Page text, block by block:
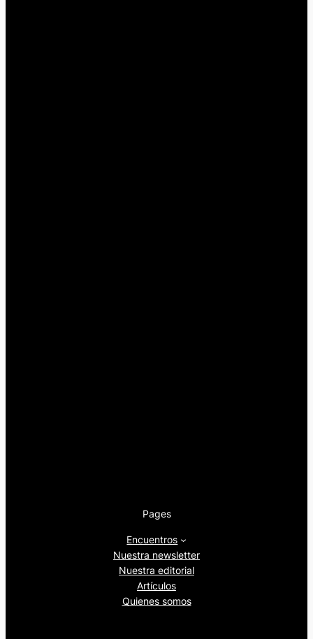
Pages
Encuentros
Nuestra newsletter
Nuestra editorial
Artículos
Quienes somos